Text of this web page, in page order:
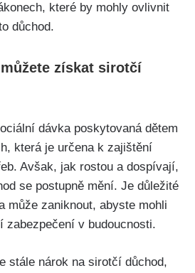
které by mohly ovlivnit
důchod.
získat sirotčí
dávka poskytovaná dětem
která je určena k zajištění
Avšak, jak rostou a dospívají,
se postupně mění. Je důležité
může zaniknout, abyste mohli
zabezpečení v budoucnosti.
stále nárok na sirotčí důchod,